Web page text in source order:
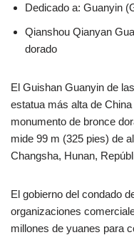
Dedicado a: Guanyin
Qianshou Qianyan
dorado
El Guishan Guanyin de
estatua más alta de
monumento de bronce
mide 99 m (325 pies) de
Changsha, Hunan,
El gobierno del condado
organizaciones
millones de yuanes para